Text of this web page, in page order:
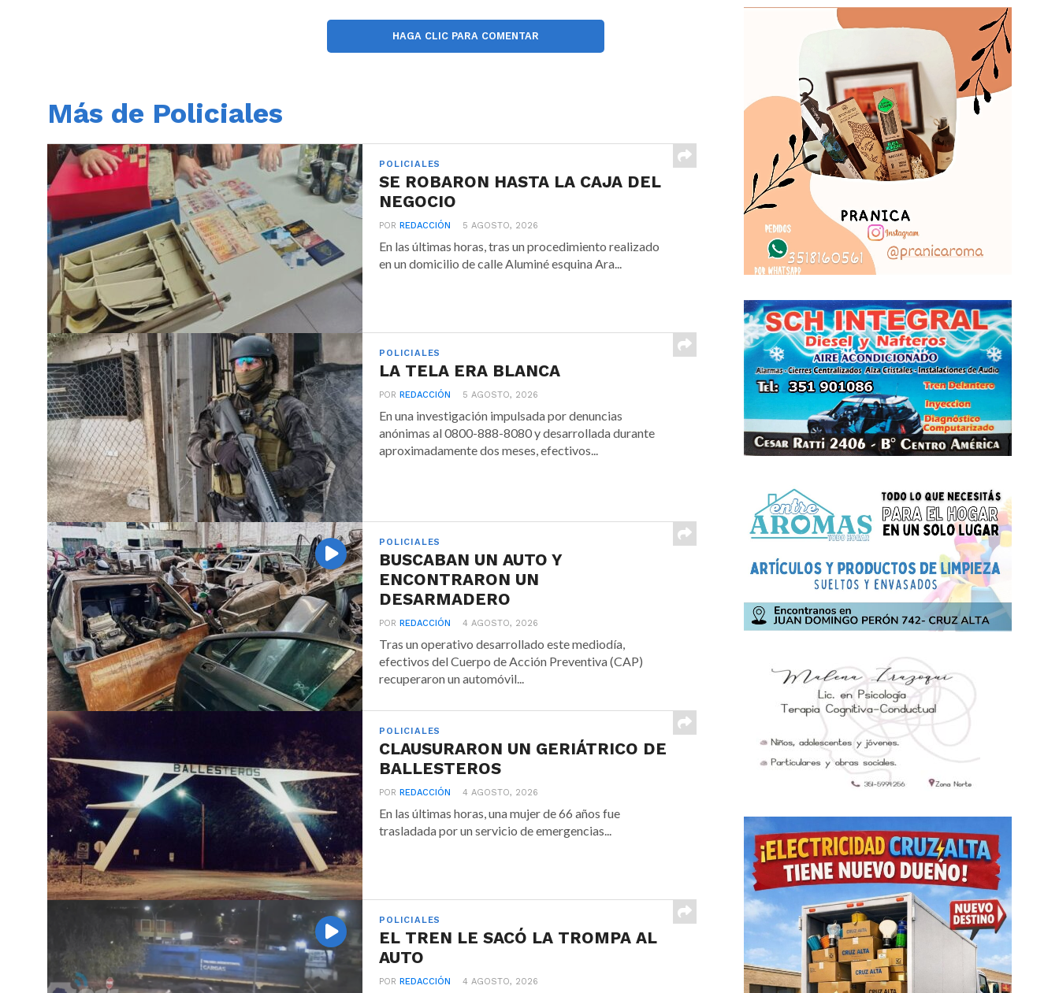
HAGA CLIC PARA COMENTAR
Más de Policiales
POLICIALES
SE ROBARON HASTA LA CAJA DEL
NEGOCIO
PORREDACCIÓN 5 AGOSTO, 2026
En las últimas horas, tras un procedimiento realizado
en un domicilio de calle Aluminé esquina Ara...
POLICIALES
LA TELA ERA BLANCA
PORREDACCIÓN 5 AGOSTO, 2026
En una investigación impulsada por denuncias
anónimas al 0800-888-8080 y desarrollada durante
aproximadamente dos meses, efectivos...
POLICIALES
BUSCABAN UN AUTO Y
ENCONTRARON UN
DESARMADERO
PORREDACCIÓN 4 AGOSTO, 2026
Tras un operativo desarrollado este mediodía,
efectivos del Cuerpo de Acción Preventiva (CAP)
recuperaron un automóvil...
POLICIALES
CLAUSURARON UN GERIÁTRICO DE
BALLESTEROS
PORREDACCIÓN 4 AGOSTO, 2026
En las últimas horas, una mujer de 66 años fue
trasladada por un servicio de emergencias...
POLICIALES
EL TREN LE SACÓ LA TROMPA AL
AUTO
PORREDACCIÓN 4 AGOSTO, 2026